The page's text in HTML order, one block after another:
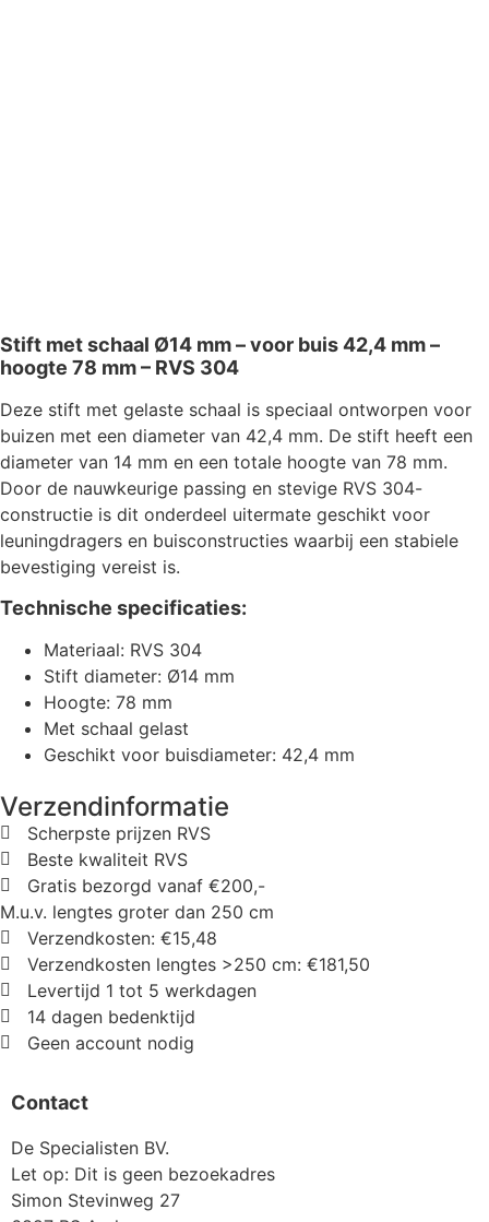
Stift met schaal Ø14 mm – voor buis 42,4 mm –
hoogte 78 mm – RVS 304
Deze stift met gelaste schaal is speciaal ontworpen voor
buizen met een diameter van 42,4 mm. De stift heeft een
diameter van 14 mm en een totale hoogte van 78 mm.
Door de nauwkeurige passing en stevige RVS 304-
constructie is dit onderdeel uitermate geschikt voor
leuningdragers en buisconstructies waarbij een stabiele
bevestiging vereist is.
Technische specificaties:
Materiaal: RVS 304
Stift diameter: Ø14 mm
Hoogte: 78 mm
Met schaal gelast
Geschikt voor buisdiameter: 42,4 mm
Verzendinformatie
Scherpste prijzen RVS
Beste kwaliteit RVS
Gratis bezorgd vanaf €200,-
M.u.v. lengtes groter dan 250 cm
Verzendkosten: €15,48
Verzendkosten lengtes >250 cm: €181,50
Levertijd 1 tot 5 werkdagen
14 dagen bedenktijd
Geen account nodig
Contact
De Specialisten BV.
Let op: Dit is geen bezoekadres
Simon Stevinweg 27